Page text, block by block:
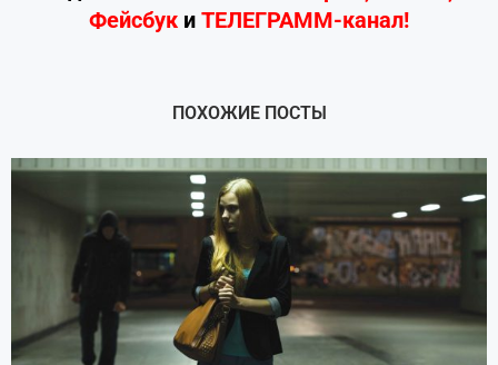
Фейсбук и ТЕЛЕГРАММ-канал!
ПОХОЖИЕ ПОСТЫ